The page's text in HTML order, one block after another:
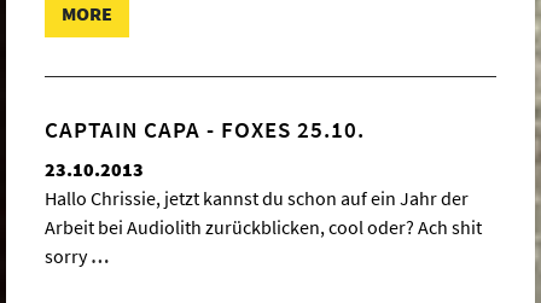
MORE
CAPTAIN CAPA - FOXES 25.10.
23.10.2013
Hallo Chrissie, jetzt kannst du schon auf ein Jahr der
Arbeit bei Audiolith zurückblicken, cool oder? Ach shit
sorry…